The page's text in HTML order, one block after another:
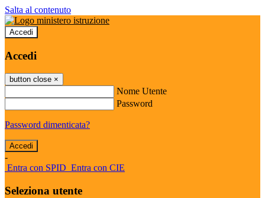
Salta al contenuto
Accedi
Accedi
button close ×
Nome Utente
Password
Password dimenticata?
-
Entra con SPID Entra con CIE
Seleziona utente